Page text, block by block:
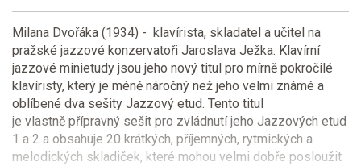
Milana Dvořáka (1934) - klavírista, skladatel a učitel na
pražské jazzové konzervatoři Jaroslava Ježka. Klavírní
jazzové minietudy jsou jeho nový titul pro mírně pokročilé
klavíristy, který je méně náročný než jeho velmi známé a
oblíbené dva sešity Jazzový etud. Tento titul
je vlastně přípravný sešit pro zvládnutí jeho Jazzových etud
1 a 2 a obsahuje 20 krátkých, příjemných, rytmických a
melodických skladiček, které mohou velmi dobře posloužit